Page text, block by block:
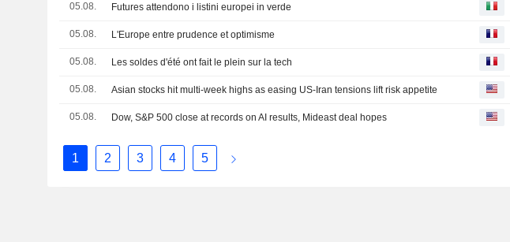
05.08. Futures attendono i listini europei in verde
05.08. L'Europe entre prudence et optimisme
05.08. Les soldes d'été ont fait le plein sur la tech
05.08. Asian stocks hit multi-week highs as easing US-Iran tensions lift risk appetite
05.08. Dow, S&P 500 close at records on AI results, Mideast deal hopes
1 2 3 4 5